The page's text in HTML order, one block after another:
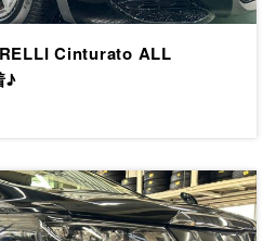
Cinturato ALL
♪